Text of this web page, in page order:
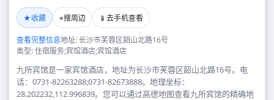
★收藏 ⌖搜周边 📱 去手机查看
查看完整信息地址: 长沙市芙蓉区韶山北路16号
类型: 住宿服务;宾馆酒店;宾馆酒店
九所宾馆是一家宾馆酒店，地址为长沙市芙蓉区韶山北路16号。电
话：0731-82263288;0731-82673888。地理坐标：
28.202232,112.996839。您可以通过高德地图查看九所宾馆的精确地